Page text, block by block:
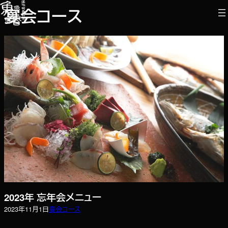
内
容
を
キ
ッ
プ
宴会コース
2023年 忘年会メニュー
2023年11月1日宴会コース